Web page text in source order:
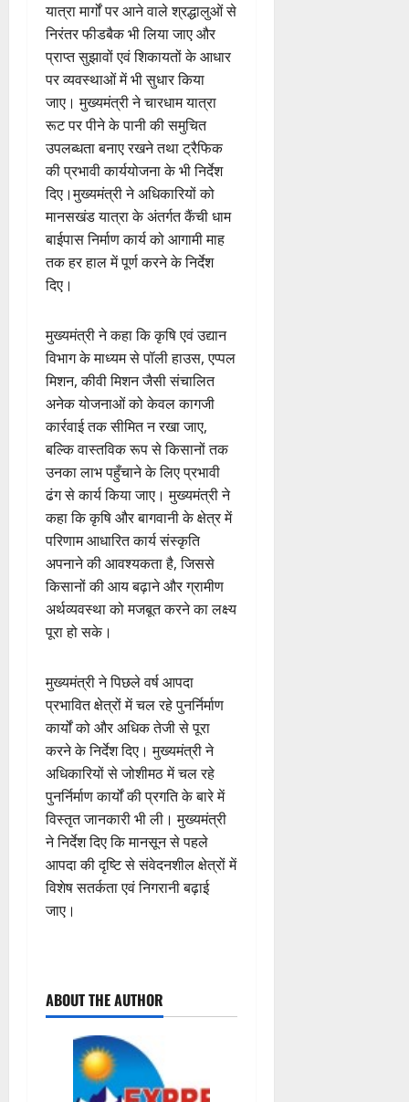
यात्रा मार्गों पर आने वाले श्रद्धालुओं से
निरंतर फीडबैक भी लिया जाए और
प्राप्त सुझावों एवं शिकायतों के आधार
पर व्यवस्थाओं में भी सुधार किया
जाए। मुख्यमंत्री ने चारधाम यात्रा
रूट पर पीने के पानी की समुचित
उपलब्धता बनाए रखने तथा ट्रैफिक
की प्रभावी कार्ययोजना के भी निर्देश
दिए।मुख्यमंत्री ने अधिकारियों को
मानसखंड यात्रा के अंतर्गत कैंची धाम
बाईपास निर्माण कार्य को आगामी माह
तक हर हाल में पूर्ण करने के निर्देश
दिए।
मुख्यमंत्री ने कहा कि कृषि एवं उद्यान
विभाग के माध्यम से पॉली हाउस, एप्पल
मिशन, कीवी मिशन जैसी संचालित
अनेक योजनाओं को केवल कागजी
कार्रवाई तक सीमित न रखा जाए,
बल्कि वास्तविक रूप से किसानों तक
उनका लाभ पहुँचाने के लिए प्रभावी
ढंग से कार्य किया जाए। मुख्यमंत्री ने
कहा कि कृषि और बागवानी के क्षेत्र में
परिणाम आधारित कार्य संस्कृति
अपनाने की आवश्यकता है, जिससे
किसानों की आय बढ़ाने और ग्रामीण
अर्थव्यवस्था को मजबूत करने का लक्ष्य
पूरा हो सके।
मुख्यमंत्री ने पिछले वर्ष आपदा
प्रभावित क्षेत्रों में चल रहे पुनर्निर्माण
कार्यों को और अधिक तेजी से पूरा
करने के निर्देश दिए। मुख्यमंत्री ने
अधिकारियों से जोशीमठ में चल रहे
पुनर्निर्माण कार्यों की प्रगति के बारे में
विस्तृत जानकारी भी ली। मुख्यमंत्री
ने निर्देश दिए कि मानसून से पहले
आपदा की दृष्टि से संवेदनशील क्षेत्रों में
विशेष सतर्कता एवं निगरानी बढ़ाई
जाए।
o
ABOUT THE AUTHOR